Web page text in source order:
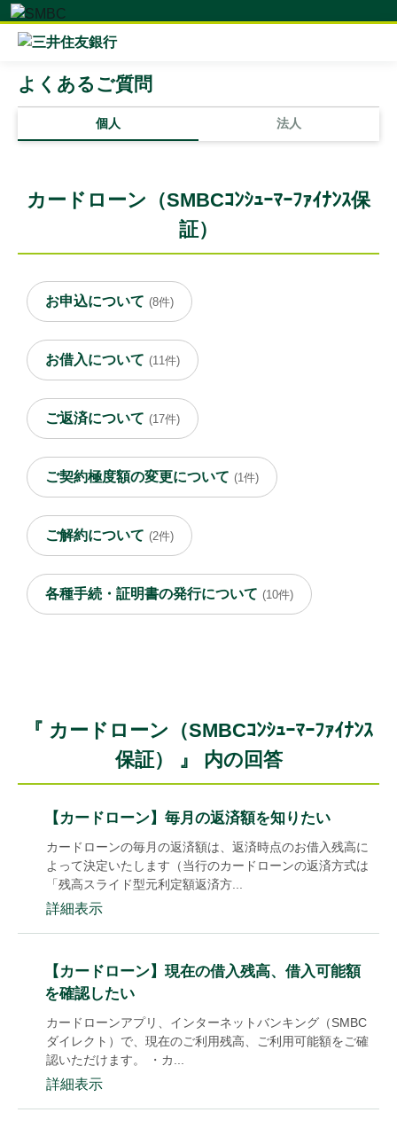
個人 法人
よくあるご質問
カードローン（SMBCｺﾝｼｭｰﾏｰﾌｧｲﾅﾝｽ保
証）
お申込について (8件)
お借入について (11件)
ご返済について (17件)
ご契約極度額の変更について (1件)
ご解約について (2件)
各種手続・証明書の発行について (10件)
『 カードローン（SMBCｺﾝｼｭｰﾏｰﾌｧｲﾅﾝｽ
保証） 』 内の回答
【カードローン】毎月の返済額を知りたい
カードローンの毎月の返済額は、返済時点のお借入残高に
よって決定いたします（当行のカードローンの返済方式は
「残高スライド型元利定額返済方...
詳細表示
【カードローン】現在の借入残高、借入可能額
を確認したい
カードローンアプリ、インターネットバンキング（SMBC
ダイレクト）で、現在のご利用残高、ご利用可能額をご確
認いただけます。 ・カ...
詳細表示